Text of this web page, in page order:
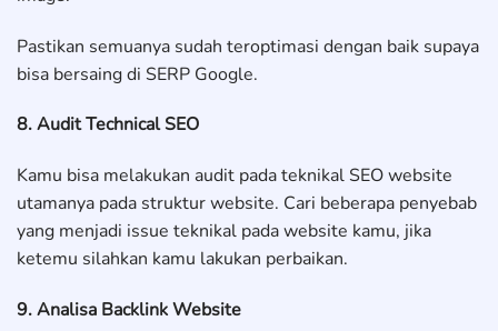
Pastikan semuanya sudah teroptimasi dengan baik supaya
bisa bersaing di SERP Google.
8. Audit Technical SEO
Kamu bisa melakukan audit pada teknikal SEO website
utamanya pada struktur website. Cari beberapa penyebab
yang menjadi issue teknikal pada website kamu, jika
ketemu silahkan kamu lakukan perbaikan.
9. Analisa Backlink Website